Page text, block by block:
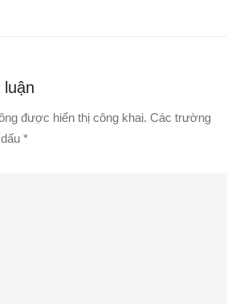
được hiển thị công khai. Các trường
*